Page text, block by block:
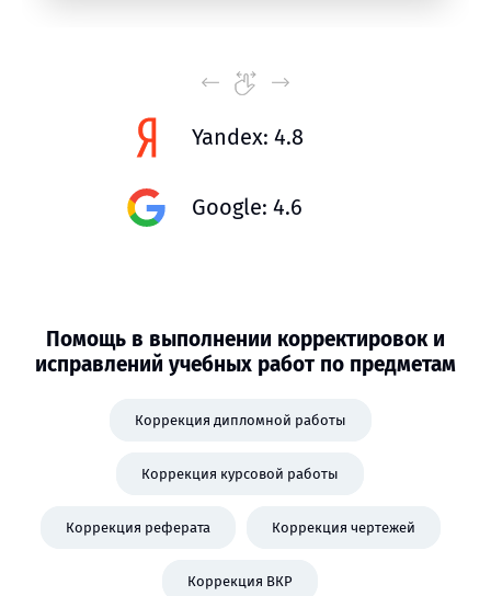
Yandex: 4.8
Google: 4.6
Помощь в выполнении корректировок и
исправлений учебных работ по предметам
Коррекция дипломной работы
Коррекция курсовой работы
Коррекция реферата Коррекция чертежей
Коррекция ВКР